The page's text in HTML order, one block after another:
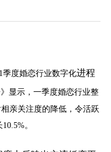
季度婚恋行业数字化进程
显示，一季度婚恋行业整
亲关注度的降低，令活跃
。